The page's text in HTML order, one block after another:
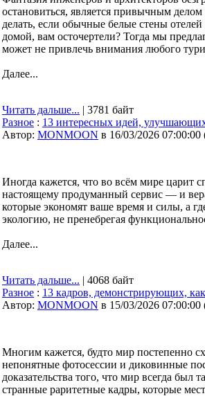
остановиться, является привычным
делать, если обычные белые стены
домой, вам осточертели? Тогда мы
может не привлечь внимания любого
Далее...
Читать дальше... | 3781 байт
Разное : 13 интересных идей,
Автор: MONMOON в 16/03/2026 07:00:00
Иногда кажется, что во всём мире царит
настоящему продуманный сервис — и
которые экономят ваше время и силы, а
экологию, не пренебрегая
Далее...
Читать дальше... | 4068 байт
Разное : 13 кадров, демонстрирующих,
Автор: MONMOON в 15/03/2026 07:00:00
Многим кажется, будто мир постепенно
непонятные фотосессии и диковинные
доказательства того, что мир всегда
странные раритетные кадры, которые